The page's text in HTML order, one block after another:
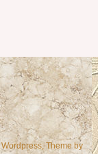
Wordpress, Theme by